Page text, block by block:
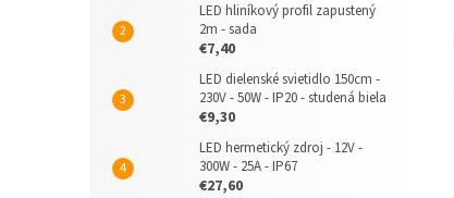
LED hliníkový profil zapustený
2m - sada
€7,40
LED dielenské svietidlo 150cm -
230V - 50W - IP20 - studená biela
€9,30
LED hermetický zdroj - 12V -
300W - 25A - IP67
€27,60